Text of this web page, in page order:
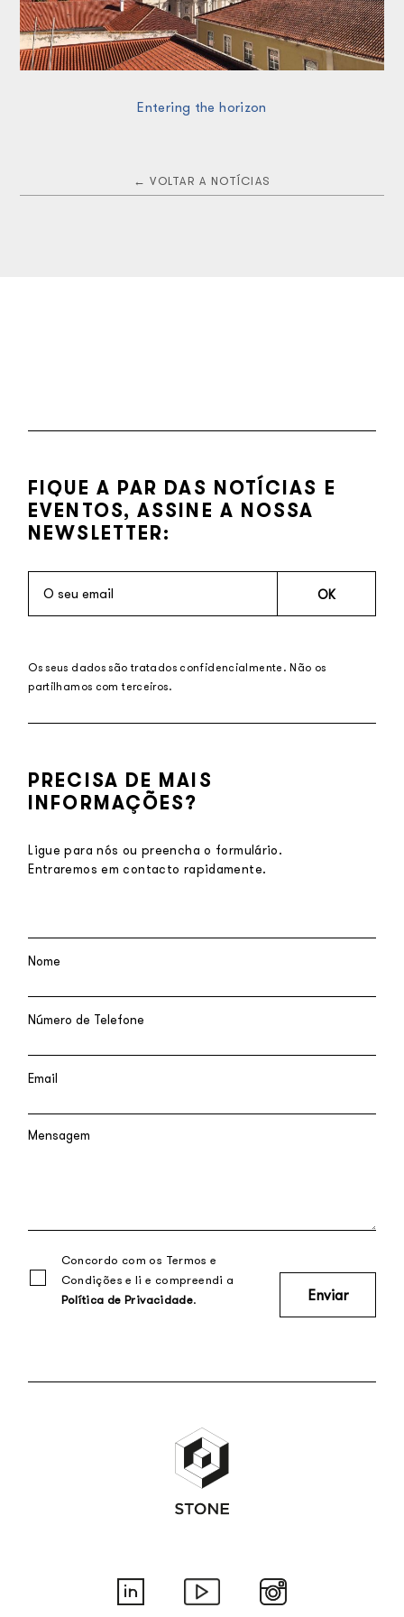
Entering the horizon
← VOLTAR A NOTÍCIAS
FIQUE A PAR DAS NOTÍCIAS E
EVENTOS, ASSINE A NOSSA
NEWSLETTER:
OK
Os seus dados são tratados confidencialmente. Não os
partilhamos com terceiros.
PRECISA DE MAIS
INFORMAÇÕES?
Ligue para nós ou preencha o formulário.
Entraremos em contacto rapidamente.
Concordo com os Termos e
Condições e li e compreendi a
Política de Privacidade.